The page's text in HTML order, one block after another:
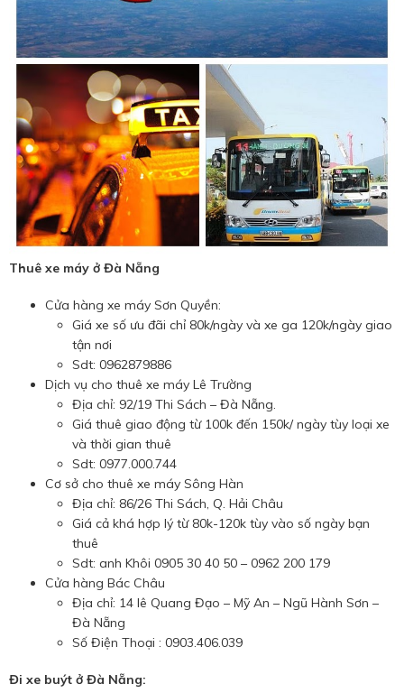
Thuê xe máy ở Đà Nẵng
Cửa hàng xe máy Sơn Quyền:
Giá xe số ưu đãi chỉ 80k/ngày và xe ga 120k/ngày giao
tận nơi
Sdt: 0962879886
Dịch vụ cho thuê xe máy Lê Trường
Địa chỉ: 92/19 Thi Sách – Đà Nẵng.
Giá thuê giao động từ 100k đến 150k/ ngày tùy loại xe
và thời gian thuê
Sdt: 0977.000.744
Cơ sở cho thuê xe máy Sông Hàn
Địa chỉ: 86/26 Thi Sách, Q. Hải Châu
Giá cả khá hợp lý từ 80k-120k tùy vào số ngày bạn
thuê
Sdt: anh Khôi 0905 30 40 50 – 0962 200 179
Cửa hàng Bác Châu
Địa chỉ: 14 lê Quang Đạo – Mỹ An – Ngũ Hành Sơn –
Đà Nẵng
Số Điện Thoại : 0903.406.039
Đi xe buýt ở Đà Nẵng: